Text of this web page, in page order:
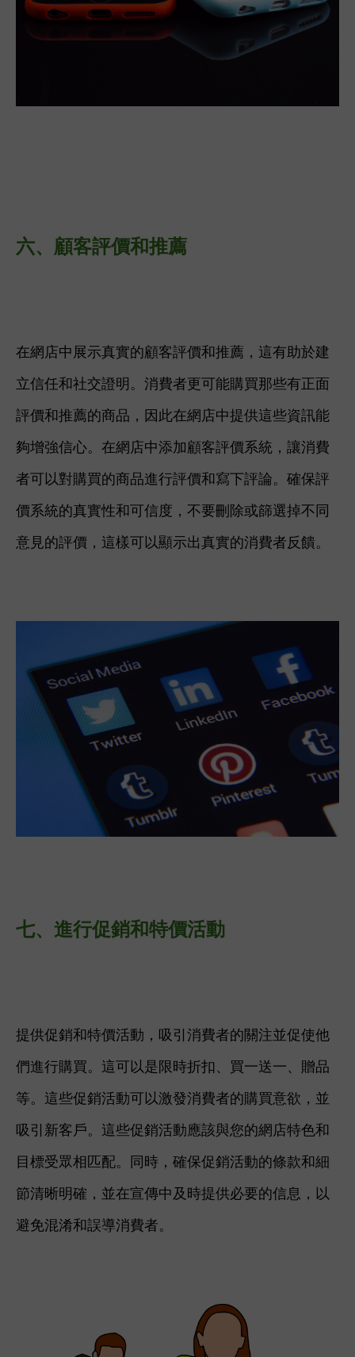
六、 顧客評價和推薦
在網店中展示真實的顧客評價和推薦，這有助於建
立信任和社交證明。消費者更可能購買那些有正面
評價和推薦的商品，因此在網店中提供這些資訊能
夠增強信心。在網店中添加顧客評價系統，讓消費
者可以對購買的商品進行評價和寫下評論。確保評
價系統的真實性和可信度，不要刪除或篩選掉不同
意見的評價，這樣可以顯示出真實的消費者反饋。
七、 進行促銷和特價活動
提供促銷和特價活動，吸引消費者的關注並促使他
們進行購買。這可以是限時折扣、買一送一、贈品
等。這些促銷活動可以激發消費者的購買意欲，並
吸引新客戶。這些促銷活動應該與您的網店特色和
目標受眾相匹配。同時，確保促銷活動的條款和細
節清晰明確，並在宣傳中及時提供必要的信息，以
避免混淆和誤導消費者。